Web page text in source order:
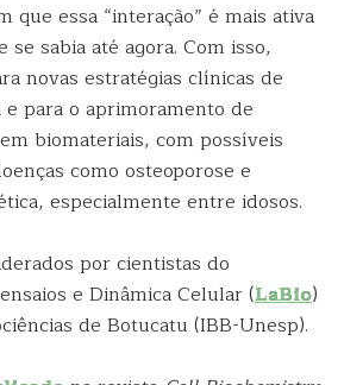
que essa “interação” é mais ativa
se sabia até agora. Com isso,
novas estratégias clínicas de
e para o aprimoramento de
biomateriais, com possíveis
como osteoporose e
especialmente entre idosos.
por cientistas do
e Dinâmica Celular (LaBio)
de Botucatu (IBB-Unesp).